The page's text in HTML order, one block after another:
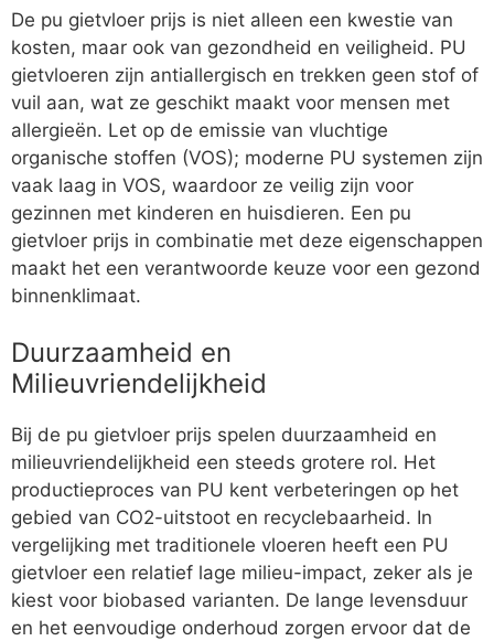
De pu gietvloer prijs is niet alleen een kwestie van
kosten, maar ook van gezondheid en veiligheid. PU
gietvloeren zijn antiallergisch en trekken geen stof of
vuil aan, wat ze geschikt maakt voor mensen met
allergieën. Let op de emissie van vluchtige
organische stoffen (VOS); moderne PU systemen zijn
vaak laag in VOS, waardoor ze veilig zijn voor
gezinnen met kinderen en huisdieren. Een pu
gietvloer prijs in combinatie met deze eigenschappen
maakt het een verantwoorde keuze voor een gezond
binnenklimaat.
Duurzaamheid en
Milieuvriendelijkheid
Bij de pu gietvloer prijs spelen duurzaamheid en
milieuvriendelijkheid een steeds grotere rol. Het
productieproces van PU kent verbeteringen op het
gebied van CO2-uitstoot en recyclebaarheid. In
vergelijking met traditionele vloeren heeft een PU
gietvloer een relatief lage milieu-impact, zeker als je
kiest voor biobased varianten. De lange levensduur
en het eenvoudige onderhoud zorgen ervoor dat de